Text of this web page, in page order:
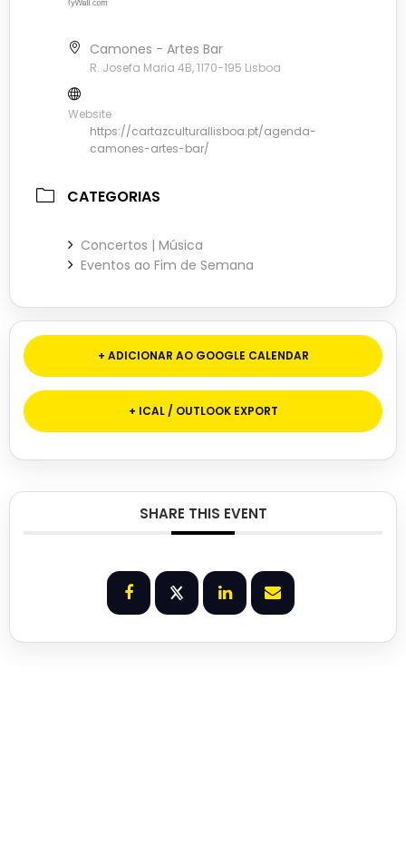
Camones - Artes Bar
R. Josefa Maria 4B, 1170-195 Lisboa
Website
https://cartazculturallisboa.pt/agenda-
camones-artes-bar/
CATEGORIAS
Concertos | Música
Eventos ao Fim de Semana
+ ADICIONAR AO GOOGLE CALENDAR
+ ICAL / OUTLOOK EXPORT
SHARE THIS EVENT